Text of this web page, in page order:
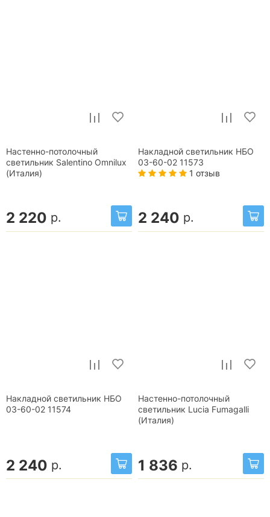
Настенно-потолочный
светильник Salentino Omnilux
(Италия)
2 220 р.
Накладной светильник НБО
03-60-02 11573
1 отзыв
2 240 р.
Накладной светильник НБО
03-60-02 11574
2 240 р.
Настенно-потолочный
светильник Lucia Fumagalli
(Италия)
1 836 р.